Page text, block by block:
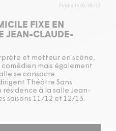
Publié le 02/03/13
FIXE EN
JEAN-CLAUDE-
et metteur en scène,
mais également
se consacre
Théâtre Sans
résidence à la salle Jean-
saisons 11/12 et 12/13.